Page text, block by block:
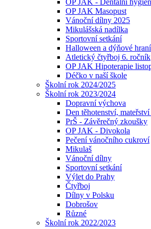
OP JAK - Dentální
OP JAK Masopust
Vánoční dílny 2025
Mikulášská nadílka
Sportovní setkání
Halloween a dýňové
Atletický čtyřboj 6. ročník
OP JAK Hipoterapie
Déčko v naší škole
Školní rok 2024/2025
Školní rok 2023/2024
Dopravní výchova
Den těhotenství,
PrŠ - Závěrečný zkoušky
OP JAK - Divokola
Pečení vánočního cukroví
Mikulaš
Vánoční dílny
Sportovní setkání
Výlet do Prahy
Čtyřboj
Dílny v Polsku
Dobrošov
Různé
Školní rok 2022/2023